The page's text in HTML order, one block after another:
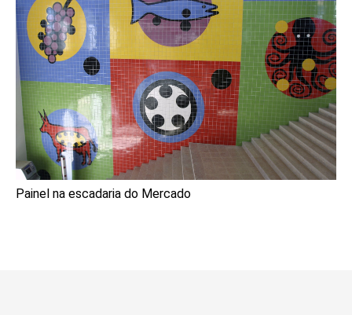
Painel na escadaria do Mercado